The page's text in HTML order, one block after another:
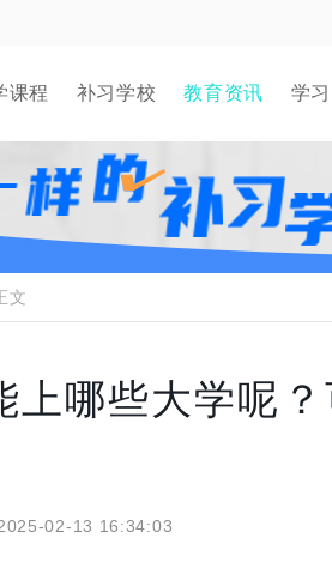
课程 补习学校 教育资讯 学
文
上哪些大学呢
02-13 16:34:03